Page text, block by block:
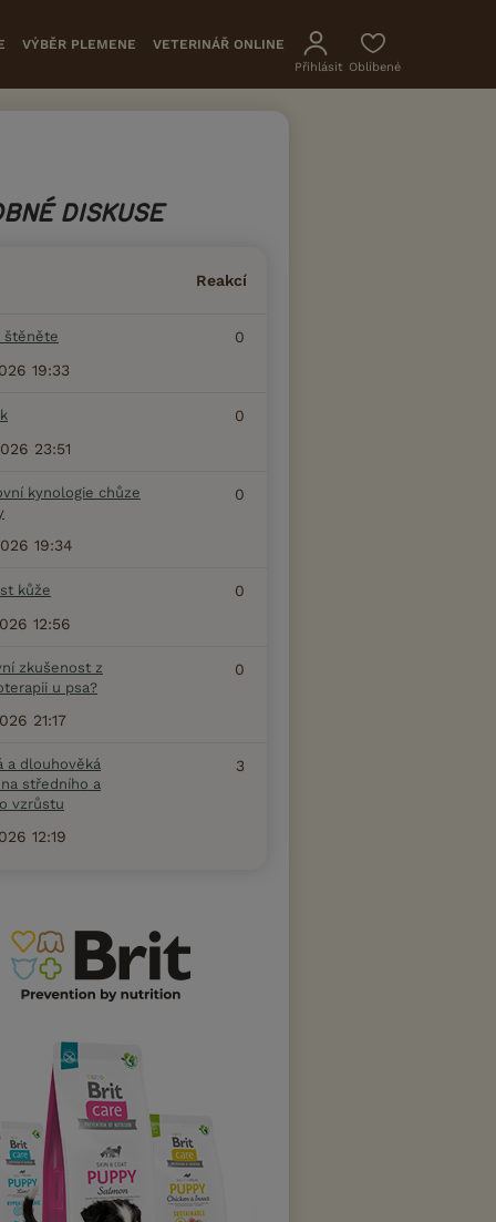
VÝBĚR PLEMENE VETERINÁŘ ONLINE
Přihlásit Oblíbené
DISKUSE
Reakcí
štěněte
0
19:33
0
23:51
kynologie chůze
0
19:34
kůže
0
12:56
zkušenost z
u psa?
0
21:17
a dlouhověká
středního a
vzrůstu
3
12:19